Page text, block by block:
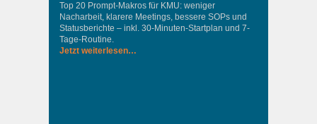
Top 20 Prompt-Makros für KMU: weniger
Nacharbeit, klarere Meetings, bessere SOPs und
Statusberichte – inkl. 30-Minuten-Startplan und 7-
Tage-Routine.
Jetzt weiterlesen…